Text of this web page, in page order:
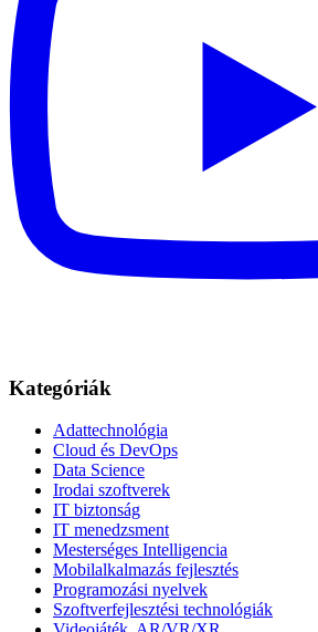
Kategóriák
Adattechnológia
Cloud és DevOps
Data Science
Irodai szoftverek
IT biztonság
IT menedzsment
Mesterséges Intelligencia
Mobilalkalmazás fejlesztés
Programozási nyelvek
Szoftverfejlesztési technológiák